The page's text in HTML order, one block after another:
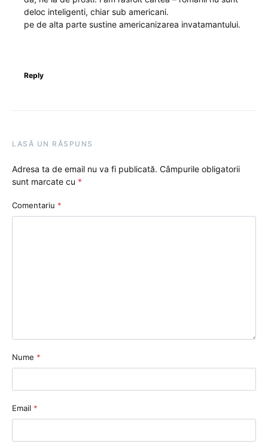
deloc inteligenti, chiar sub americani.
pe de alta parte sustine americanizarea invatamantului.
Reply
LASĂ UN RĂSPUNS
Adresa ta de email nu va fi publicată. Câmpurile obligatorii
sunt marcate cu *
Comentariu *
Nume *
Email *